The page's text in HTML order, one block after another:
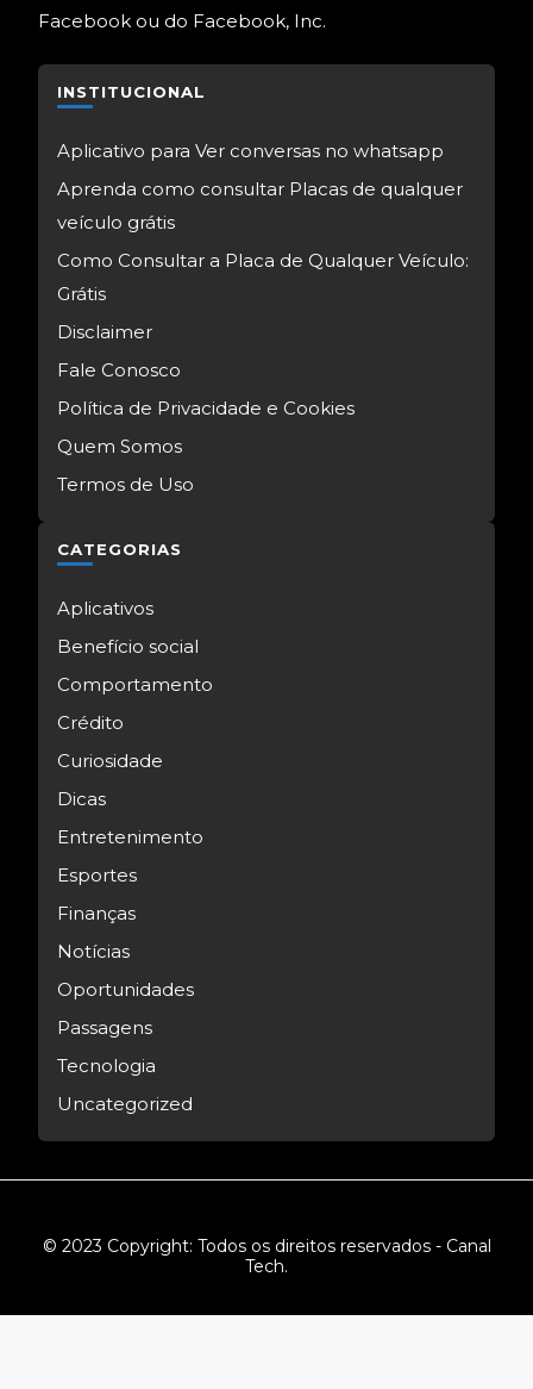
Facebook ou do Facebook, Inc.
INSTITUCIONAL
Aplicativo para Ver conversas no whatsapp
Aprenda como consultar Placas de qualquer
veículo grátis
Como Consultar a Placa de Qualquer Veículo:
Grátis
Disclaimer
Fale Conosco
Política de Privacidade e Cookies
Quem Somos
Termos de Uso
CATEGORIAS
Aplicativos
Benefício social
Comportamento
Crédito
Curiosidade
Dicas
Entretenimento
Esportes
Finanças
Notícias
Oportunidades
Passagens
Tecnologia
Uncategorized
© 2023 Copyright: Todos os direitos reservados - Canal
Tech.